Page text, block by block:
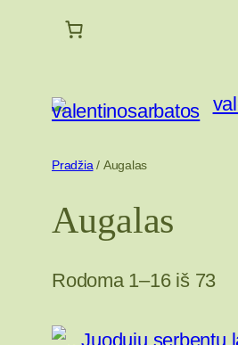
Pradžia / Augalas
Augalas
Rodoma 1–16 iš 73